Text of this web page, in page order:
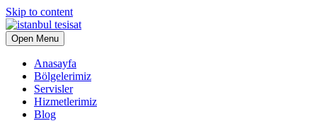
Skip to content
Open Menu
Anasayfa
Bölgelerimiz
Servisler
Hizmetlerimiz
Blog